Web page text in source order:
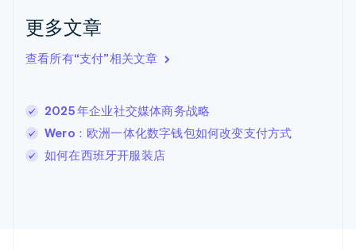
更多文章
查看所有“支付”相关文章
2025 年企业社交媒体商务战略
Wero：欧洲一体化数字钱包如何改变支付方式
如何在西班牙开服装店
English
English
卢森堡
罗马尼亚
English